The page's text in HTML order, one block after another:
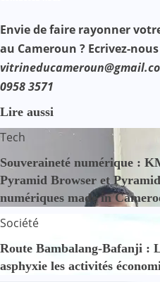
Envie de faire rayonner
au Cameroun ? Ecrivez-
0958 3571
Lire aussi
Tech
Souveraineté numérique :
Pyramid Browser et
numériques made in
Société
Route Bambalang-Bafanji :
asphyxie les activités